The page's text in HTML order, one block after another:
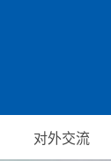
对外交流